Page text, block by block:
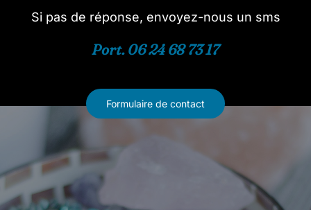
Si pas de réponse, envoyez-nous un sms
Port. 06 24 68 73 17
Formulaire de contact